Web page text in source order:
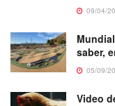
09/04/
saber,
05/09/
Video